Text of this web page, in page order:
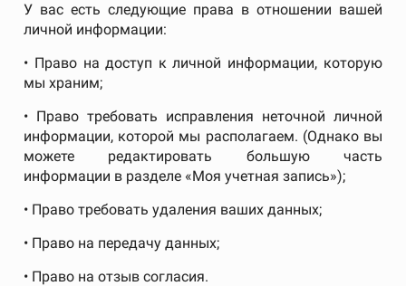
У вас есть следующие права в отношении вашей
личной информации:
• Право на доступ к личной информации, которую
мы храним;
• Право требовать исправления неточной личной
информации, которой мы располагаем. (Однако вы
можете редактировать большую часть
информации в разделе «Моя учетная запись»);
• Право требовать удаления ваших данных;
• Право на передачу данных;
• Право на отзыв согласия.